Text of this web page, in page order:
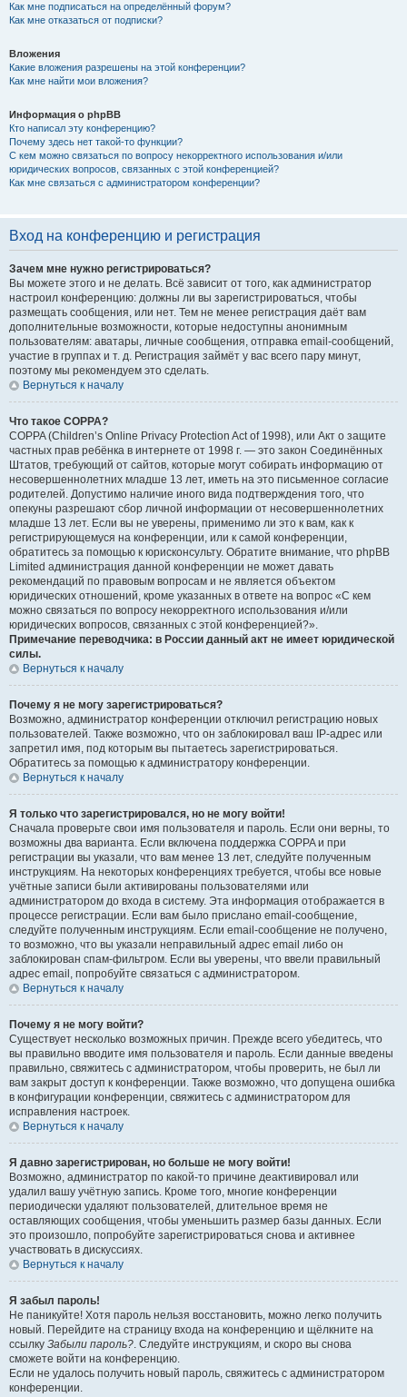
Как мне подписаться на определённый форум?
Как мне отказаться от подписки?
Вложения
Какие вложения разрешены на этой конференции?
Как мне найти мои вложения?
Информация о phpBB
Кто написал эту конференцию?
Почему здесь нет такой-то функции?
С кем можно связаться по вопросу некорректного использования и/или
юридических вопросов, связанных с этой конференцией?
Как мне связаться с администратором конференции?
Вход на конференцию и регистрация
Зачем мне нужно регистрироваться?
Вы можете этого и не делать. Всё зависит от того, как администратор
настроил конференцию: должны ли вы зарегистрироваться, чтобы
размещать сообщения, или нет. Тем не менее регистрация даёт вам
дополнительные возможности, которые недоступны анонимным
пользователям: аватары, личные сообщения, отправка email-сообщений,
участие в группах и т. д. Регистрация займёт у вас всего пару минут,
поэтому мы рекомендуем это сделать.
Вернуться к началу
Что такое COPPA?
COPPA (Children’s Online Privacy Protection Act of 1998), или Акт о защите
частных прав ребёнка в интернете от 1998 г. — это закон Соединённых
Штатов, требующий от сайтов, которые могут собирать информацию от
несовершеннолетних младше 13 лет, иметь на это письменное согласие
родителей. Допустимо наличие иного вида подтверждения того, что
опекуны разрешают сбор личной информации от несовершеннолетних
младше 13 лет. Если вы не уверены, применимо ли это к вам, как к
регистрирующемуся на конференции, или к самой конференции,
обратитесь за помощью к юрисконсульту. Обратите внимание, что phpBB
Limited администрация данной конференции не может давать
рекомендаций по правовым вопросам и не является объектом
юридических отношений, кроме указанных в ответе на вопрос «С кем
можно связаться по вопросу некорректного использования и/или
юридических вопросов, связанных с этой конференцией?».
Примечание переводчика: в России данный акт не имеет юридической
силы.
Вернуться к началу
Почему я не могу зарегистрироваться?
Возможно, администратор конференции отключил регистрацию новых
пользователей. Также возможно, что он заблокировал ваш IP-адрес или
запретил имя, под которым вы пытаетесь зарегистрироваться.
Обратитесь за помощью к администратору конференции.
Вернуться к началу
Я только что зарегистрировался, но не могу войти!
Сначала проверьте свои имя пользователя и пароль. Если они верны, то
возможны два варианта. Если включена поддержка COPPA и при
регистрации вы указали, что вам менее 13 лет, следуйте полученным
инструкциям. На некоторых конференциях требуется, чтобы все новые
учётные записи были активированы пользователями или
администратором до входа в систему. Эта информация отображается в
процессе регистрации. Если вам было прислано email-сообщение,
следуйте полученным инструкциям. Если email-сообщение не получено,
то возможно, что вы указали неправильный адрес email либо он
заблокирован спам-фильтром. Если вы уверены, что ввели правильный
адрес email, попробуйте связаться с администратором.
Вернуться к началу
Почему я не могу войти?
Существует несколько возможных причин. Прежде всего убедитесь, что
вы правильно вводите имя пользователя и пароль. Если данные введены
правильно, свяжитесь с администратором, чтобы проверить, не был ли
вам закрыт доступ к конференции. Также возможно, что допущена ошибка
в конфигурации конференции, свяжитесь с администратором для
исправления настроек.
Вернуться к началу
Я давно зарегистрирован, но больше не могу войти!
Возможно, администратор по какой-то причине деактивировал или
удалил вашу учётную запись. Кроме того, многие конференции
периодически удаляют пользователей, длительное время не
оставляющих сообщения, чтобы уменьшить размер базы данных. Если
это произошло, попробуйте зарегистрироваться снова и активнее
участвовать в дискуссиях.
Вернуться к началу
Я забыл пароль!
Не паникуйте! Хотя пароль нельзя восстановить, можно легко получить
новый. Перейдите на страницу входа на конференцию и щёлкните на
ссылку Забыли пароль?. Следуйте инструкциям, и скоро вы снова
сможете войти на конференцию.
Если не удалось получить новый пароль, свяжитесь с администратором
конференции.